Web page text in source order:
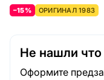
–15% ОРИГИНАЛ 1983
Не нашли что
Оформите